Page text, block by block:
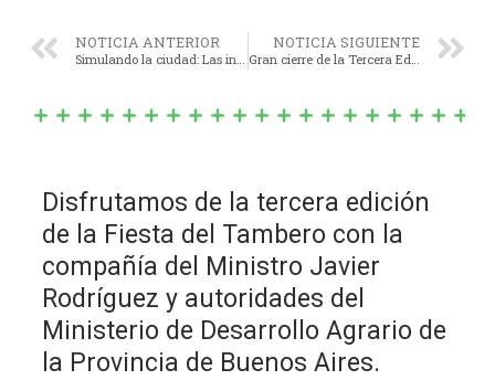
NOTICIA ANTERIOR
Simulando la ciudad: Las infancias aprenden educación vial a través del juego
NOTICIA SIGUIENTE
Gran cierre de la Tercera Edición de la Fiesta del Tambero en Navarro
Disfrutamos de la tercera edición
de la Fiesta del Tambero con la
compañía del Ministro Javier
Rodríguez y autoridades del
Ministerio de Desarrollo Agrario de
la Provincia de Buenos Aires.